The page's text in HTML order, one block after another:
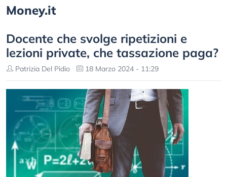
Money.it
Docente che svolge ripetizioni e
lezioni private, che tassazione paga?
Patrizia Del Pidio 18 Marzo 2024 - 11:29